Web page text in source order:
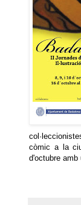
còmic a la
d'octubre amb